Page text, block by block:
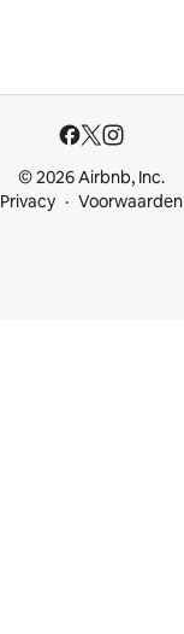
© 2026 Airbnb, Inc.
Privacy
Voorwaarden